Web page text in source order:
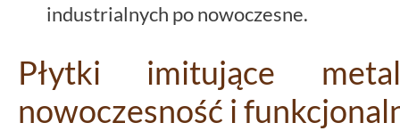
industrialnych po nowoczesne.
Płytki imitujące
nowoczesność i